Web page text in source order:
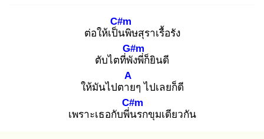
ต่อให้เป็น
C#m
พิษสุราเรื้อรัง
ตับไตที่พัง
G#m
พี่ก็ยินดี
ให้มันไปตาย
A
ๆ ไปเลยก็ดี
เพราะเธอกับพี่น
C#m
รกขุมเดียวกัน